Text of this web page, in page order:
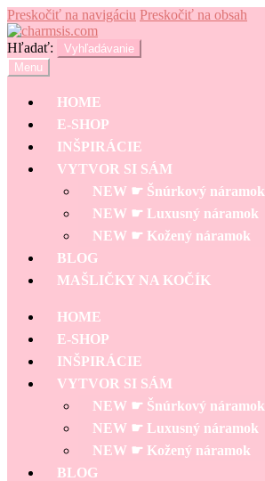
Preskočiť na navigáciu Preskočiť na obsah
Hľadať:
Vyhľadávanie
Menu
HOME
E-SHOP
INŠPIRÁCIE
VYTVOR SI SÁM
NEW ☛ Šnúrkový náramok
NEW ☛ Luxusný náramok
NEW ☛ Kožený náramok
BLOG
MAŠLIČKY NA KOČÍK
HOME
E-SHOP
INŠPIRÁCIE
VYTVOR SI SÁM
NEW ☛ Šnúrkový náramok
NEW ☛ Luxusný náramok
NEW ☛ Kožený náramok
BLOG